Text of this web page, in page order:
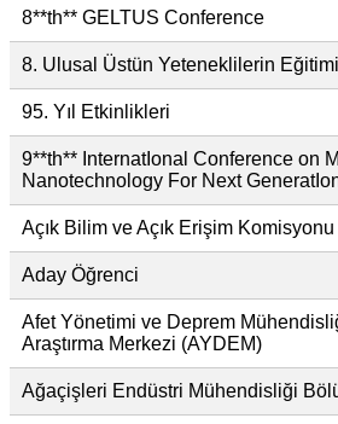
8**th** GELTUS Conference
8. Ulusal Üstün Yeteneklilerin
95. Yıl Etkinlikleri
9**th** InternatIonal Conference on
Nanotechnology For Next
Açık Bilim ve Açık Erişim Komisyonu
Aday Öğrenci
Afet Yönetimi ve Deprem
Araştırma Merkezi (AYDEM)
Ağaçişleri Endüstri Mühendisliği